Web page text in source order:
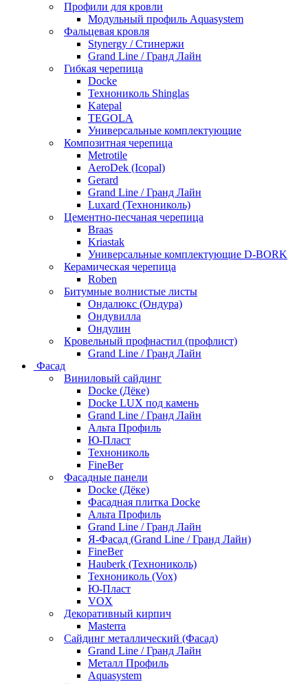
Профили для кровли
Модульный профиль Aquasystem
Фальцевая кровля
Stynergy / Стинержи
Grand Line / Гранд Лайн
Гибкая черепица
Docke
Технониколь Shinglas
Katepal
TEGOLA
Универсальные комплектующие
Композитная черепица
Metrotile
AeroDek (Icopal)
Gerard
Grand Line / Гранд Лайн
Luxard (Технониколь)
Цементно-песчаная черепица
Braas
Kriastak
Универсальные комплектующие D-BORK
Керамическая черепица
Roben
Битумные волнистые листы
Ондалюкс (Ондура)
Ондувилла
Ондулин
Кровельный профнастил (профлист)
Grand Line / Гранд Лайн
Фасад
Виниловый сайдинг
Docke (Дёке)
Docke LUX под камень
Grand Line / Гранд Лайн
Альта Профиль
Ю-Пласт
Технониколь
FineBer
Фасадные панели
Docke (Дёке)
Фасадная плитка Docke
Альта Профиль
Grand Line / Гранд Лайн
Я-Фасад (Grand Line / Гранд Лайн)
FineBer
Hauberk (Технониколь)
Технониколь (Vox)
Ю-Пласт
VOX
Декоративный кирпич
Masterra
Сайдинг металлический (Фасад)
Grand Line / Гранд Лайн
Металл Профиль
Aquasystem